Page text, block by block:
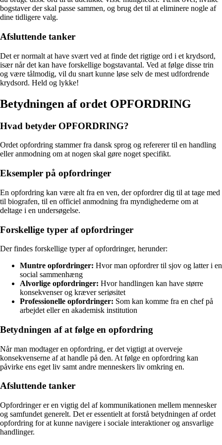
bogstaver der skal passe sammen, og brug det til at eliminere nogle af
dine tidligere valg.
Afsluttende tanker
Det er normalt at have svært ved at finde det rigtige ord i et krydsord,
især når det kan have forskellige bogstavantal. Ved at følge disse trin
og være tålmodig, vil du snart kunne løse selv de mest udfordrende
krydsord. Held og lykke!
Betydningen af ordet OPFORDRING
Hvad betyder OPFORDRING?
Ordet opfordring stammer fra dansk sprog og refererer til en handling
eller anmodning om at nogen skal gøre noget specifikt.
Eksempler på opfordringer
En opfordring kan være alt fra en ven, der opfordrer dig til at tage med
til biografen, til en officiel anmodning fra myndighederne om at
deltage i en undersøgelse.
Forskellige typer af opfordringer
Der findes forskellige typer af opfordringer, herunder:
Muntre opfordringer: Hvor man opfordrer til sjov og latter i en
social sammenhæng
Alvorlige opfordringer: Hvor handlingen kan have større
konsekvenser og kræver seriøsitet
Professionelle opfordringer: Som kan komme fra en chef på
arbejdet eller en akademisk institution
Betydningen af at følge en opfordring
Når man modtager en opfordring, er det vigtigt at overveje
konsekvenserne af at handle på den. At følge en opfordring kan
påvirke ens eget liv samt andre menneskers liv omkring en.
Afsluttende tanker
Opfordringer er en vigtig del af kommunikationen mellem mennesker
og samfundet generelt. Det er essentielt at forstå betydningen af ordet
opfordring for at kunne navigere i sociale interaktioner og ansvarlige
handlinger.